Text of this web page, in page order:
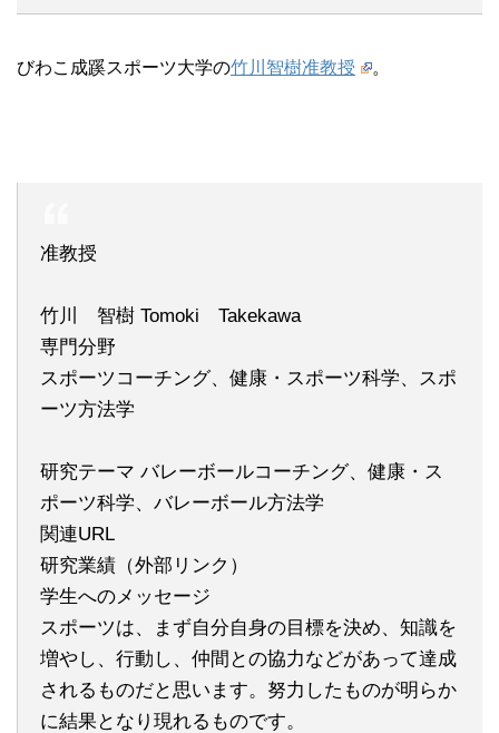
びわこ成蹊スポーツ大学の竹川智樹准教授 。
准教授
竹川 智樹 Tomoki Takekawa
専門分野
スポーツコーチング、健康・スポーツ科学、スポ
ーツ方法学
研究テーマ バレーボールコーチング、健康・ス
ポーツ科学、バレーボール方法学
関連URL
研究業績（外部リンク）
学生へのメッセージ
スポーツは、まず自分自身の目標を決め、知識を
増やし、行動し、仲間との協力などがあって達成
されるものだと思います。努力したものが明らか
に結果となり現れるものです。